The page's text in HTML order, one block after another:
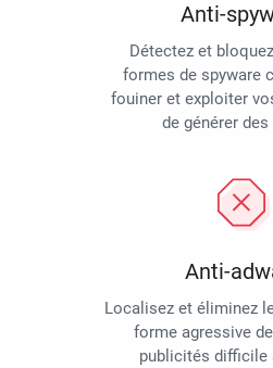
Anti-
Détectez et
formes de spyware
fouiner et exploiter
de générer
Anti-
Localisez et éliminez
forme agressive
publicités difficile